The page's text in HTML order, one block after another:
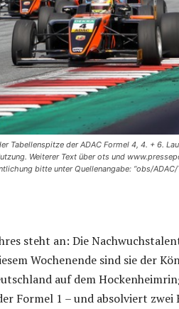
Tabellenspitze der ADAC Formel 4, 4. + 6.
Weiterer Text über ots und
bitte unter Quellenangabe: “obs/
steht an: Die
Wochenende sind sie der
auf dem
Formel 1 – und absolviert